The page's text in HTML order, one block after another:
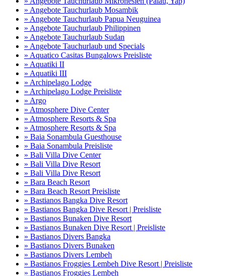
» Angebote Tauchurlaub Mosambik
» Angebote Tauchurlaub Papua Neuguinea
» Angebote Tauchurlaub Philippinen
» Angebote Tauchurlaub Sudan
» Angebote Tauchurlaub und Specials
» Aquatico Casitas Bungalows Preisliste
» Aquatiki II
» Aquatiki III
» Archipelago Lodge
» Archipelago Lodge Preisliste
» Argo
» Atmosphere Dive Center
» Atmosphere Resorts & Spa
» Atmosphere Resorts & Spa
» Baia Sonambula Guesthouse
» Baia Sonambula Preisliste
» Bali Villa Dive Center
» Bali Villa Dive Resort
» Bali Villa Dive Resort
» Bara Beach Resort
» Bara Beach Resort Preisliste
» Bastianos Bangka Dive Resort
» Bastianos Bangka Dive Resort | Preisliste
» Bastianos Bunaken Dive Resort
» Bastianos Bunaken Dive Resort | Preisliste
» Bastianos Divers Bangka
» Bastianos Divers Bunaken
» Bastianos Divers Lembeh
» Bastianos Froggies Lembeh Dive Resort | Preisliste
» Bastianos Froggies Lembeh